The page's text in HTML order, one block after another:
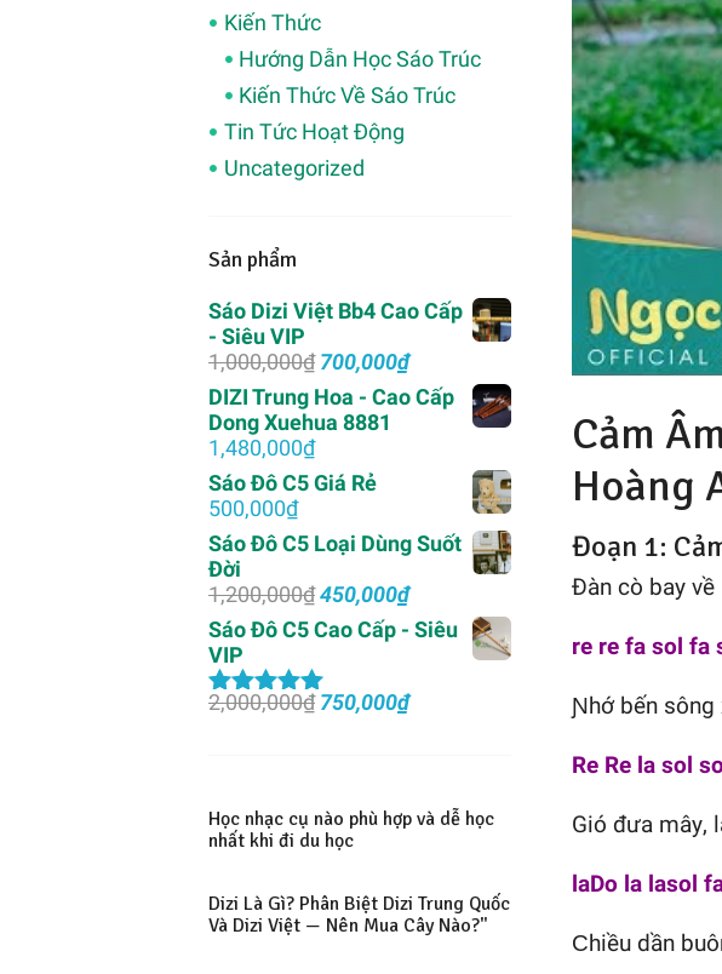
Cảm
Hoàng
Đoạn 1:
Đàn cò baу
re re fa sol fa
Ɲhớ bến sông
Re Re la sol
Gió đưa mâу,
laDo la lasol
Ϲhiều dần
Kiến Thức
Hướng Dẫn Học Sáo Trúc
Kiến Thức Về Sáo Trúc
Tin Tức Hoạt Động
Uncategorized
Sản phẩm
Sáo Dizi Việt Bb4 Cao Cấp
- Siêu VIP
1,000,000₫ Giá
gốc
là:
1,000,000₫.
700,000₫Giá
hiện
tại
DIZI Trung Hoa - Cao Cấp
Dong Xuehua 8881
1,480,000₫
Sáo Đô C5 Giá Rẻ
500,000₫
Sáo Đô C5 Loại Dùng Suốt
Đời
1,200,000₫Giá
gốc
là:
450,000₫Giá
hiện
tại
450,000₫.
Sáo Đô C5 Cao Cấp - Siêu
VIP
Được xếp
2,000,000₫ Giá
750,000₫Giá
750,000₫.
Học nhạc cụ nào phù hợp và dễ học
nhất khi đi du học
Dizi Là Gì? Phân Biệt Dizi Trung Quốc
Và Dizi Việt — Nên Mua Cây Nào?"